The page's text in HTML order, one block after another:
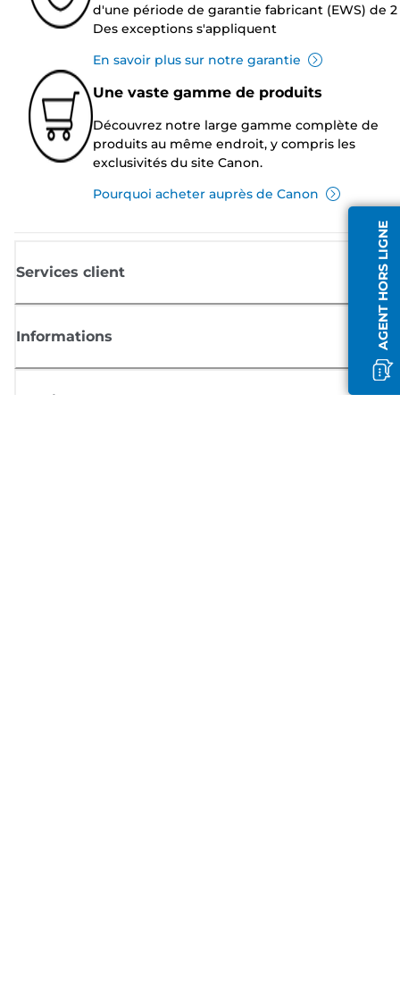
AGENT HORS LIGNE
d'une période de garantie fabricant (EWS) de 2
Des exceptions s'appliquent
En savoir plus sur notre garantie
Une vaste gamme de produits
Découvrez notre large gamme complète de
produits au même endroit, y compris les
exclusivités du site Canon.
Pourquoi acheter auprès de Canon
Services client
Informations
Boutique